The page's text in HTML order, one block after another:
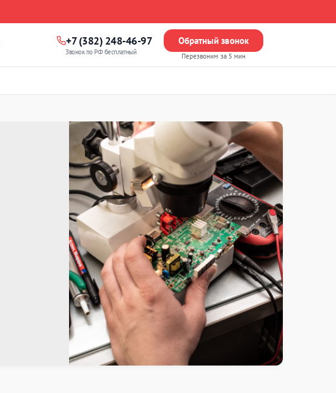
+7 (382) 248-46-97
Звонок по РФ бесплатный
Обратный звонок
Перезвоним за 5 мин